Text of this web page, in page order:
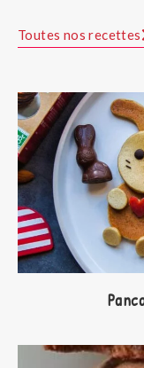
Toutes nos recettes